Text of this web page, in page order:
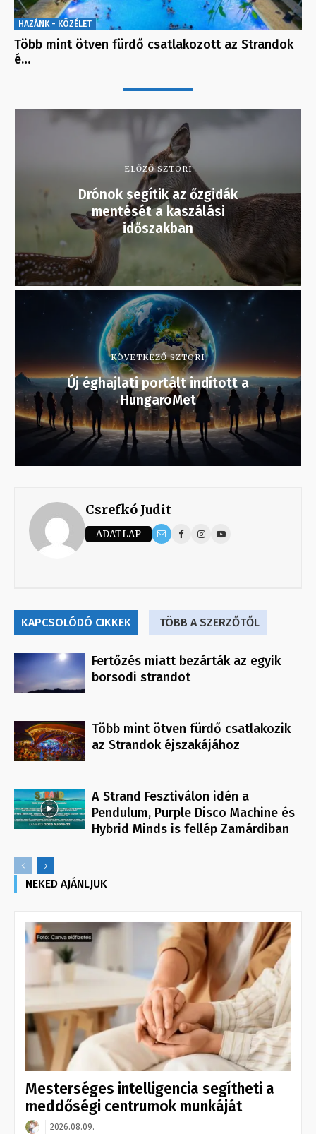
HAZÁNK - KÖZÉLET
Több mint ötven fürdő csatlakozott az Strandok
é…
ELŐZŐ SZTORI
Drónok segítik az őzgidák
mentését a kaszálási
időszakban
KÖVETKEZŐ SZTORI
Új éghajlati portált indított a
HungaroMet
Csrefkó Judit
ADATLAP
KAPCSOLÓDÓ CIKKEK TÖBB A SZERZŐTŐL
Fertőzés miatt bezárták az egyik
borsodi strandot
Több mint ötven fürdő csatlakozik
az Strandok éjszakájához
A Strand Fesztiválon idén a
Pendulum, Purple Disco Machine és
Hybrid Minds is fellép Zamárdiban
NEKED AJÁNLJUK
Mesterséges intelligencia segítheti a
meddőségi centrumok munkáját
2026.08.09.